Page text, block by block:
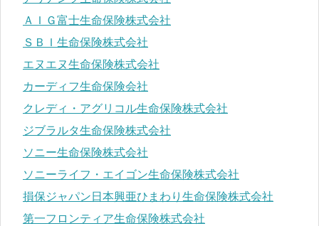
ＡＩＧ富士生命保険株式会社
ＳＢＩ生命保険株式会社
エヌエヌ生命保険株式会社
カーディフ生命保険会社
クレディ・アグリコル生命保険株式会社
ジブラルタ生命保険株式会社
ソニー生命保険株式会社
ソニーライフ・エイゴン生命保険株式会社
損保ジャパン日本興亜ひまわり生命保険株式会社
第一フロンティア生命保険株式会社